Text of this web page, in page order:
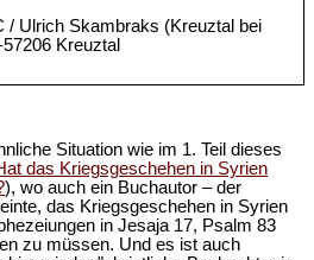
/ Ulrich Skambraks (Kreuztal bei
Kreuztal
Situation wie im 1. Teil dieses
das Kriegsgeschehen in Syrien
), wo auch ein Buchautor – der
das Kriegsgeschehen in Syrien
in Jesaja 17, Psalm 83
zu müssen. Und es ist auch